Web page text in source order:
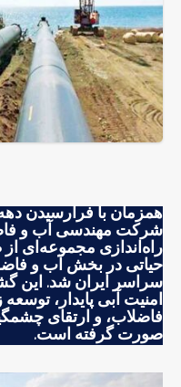
شرکت مهندسی آب و
راه‌اندازی مجموعه‌ای
حیاتی در بخش آب و
سراسر ایران شد. این
امنیت آبی پایدار ، توسعه
فاضلاب، و ارتقای
صورت گرفته است.